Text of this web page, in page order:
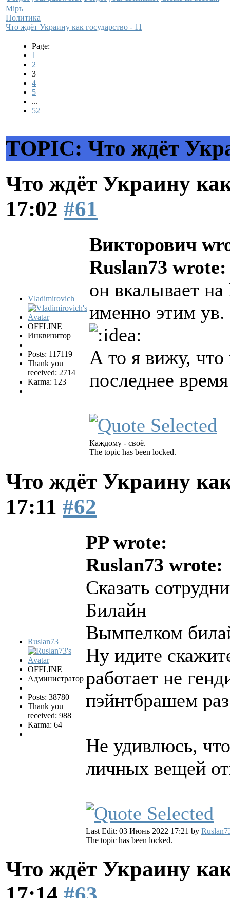
Мiръ
Политика
Что ждёт Украину как государство - 11
Page:
1
2
3
4
5
...
52
TOPIC: Что ждёт
Что ждёт Украину
17:02 #61
Vladimirovich
OFFLINE
Инквизитор
Posts: 117119
Thank you
received: 2714
Karma: 123
Викторович
Ruslan73 wrote:
он вкалывает
именно этим
А то я вижу, что
последнее
Каждому - своё.
The topic has been locked.
Что ждёт Украину
17:11 #62
Ruslan73
OFFLINE
Администратор
Posts: 38780
Thank you
received: 988
Karma: 64
PP wrote:
Ruslan73 wrote:
Сказать
Билайн
Вымпелком
Ну идите
работает не
пэйнтбрашем
Не удивлюсь,
личных вещей
Last Edit: 03 Июнь 2022 17:21 by
The topic has been locked.
Что ждёт Украину